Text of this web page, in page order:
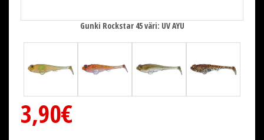
Gunki Rockstar 45 väri: UV AYU
3,90€